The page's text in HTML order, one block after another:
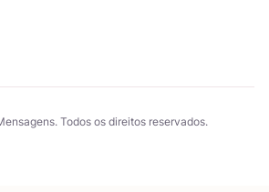
Todos os direitos reservados.